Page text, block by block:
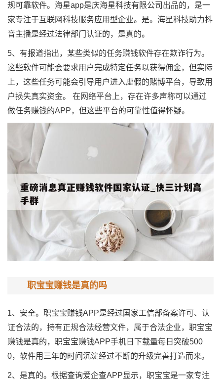
规可靠软件。海星app是庆海星科技有限公司出品的，是一
家专注于互联网科技服务应用型企业。是。海星科技助力抖
音主播是经过法律部门认证的，是真的。
5、有报道指出，某些类似的任务赚钱软件存在欺诈行为。
这些软件可能会要求用户完成特定任务以获得佣金，但实际
上，这些任务可能会引导用户进入虚假的赌博平台，导致用
户损失真实资金。 在网络平台上，存在许多声称可以通过
做任务赚钱的APP，但这些平台的可靠性值得怀疑。
职宝宝赚钱是真的吗
1、安全。职宝宝赚钱APP是经过国家工信部备案许可、认
证合法的，持有正规合法经营文件，属于合法企业，职宝宝
赚钱是真的，职宝宝赚钱APP手机日下载量每日突破500
0，软件用三年的时间沉淀经过不断的升级完善打造而来。
2、是真的。根据查询爱企查APP显示，职宝宝是一家专注